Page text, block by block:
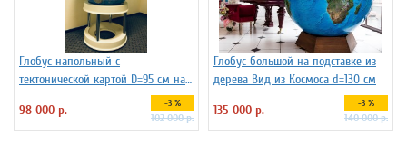
Глобус напольный с
тектонической картой D=95 см на
98 000 р. -3 %
102 000 р.
Глобус большой на подставке из
дерева Вид из Космоса d=130 см
135 000 р.
-3 %
140 000 р.